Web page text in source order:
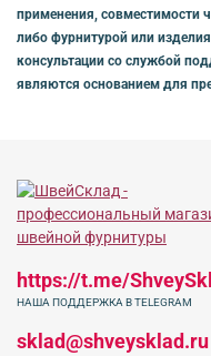
применения, совместимости
либо фурнитурой или
консультации со службой
являются основанием для
https://t.me/
НАША ПОДДЕРЖКА В TELEGRAM
sklad@shveysklad.ru